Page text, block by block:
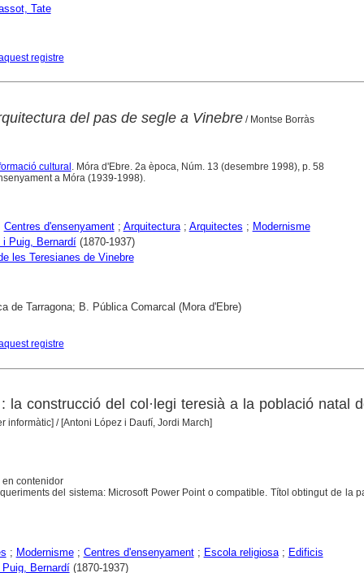
Tate
registre
del pas de segle a Vinebre/ Montse Borràs
cultural . Móra d'Ebre. 2a època, Núm. 13 (desembre 1998), p. 58
a Móra (1939-1998).
Centres d'ensenyament; Arquitectura; Arquitectes ; Modernisme
i Puig, Bernardí(1870-1937)
les Teresianes de Vinebre
de Tarragona; B. Pública Comarcal (Mora d'Ebre)
registre
la construcció del col·legi teresià a la població natal
informàtic] / [Antoni López i Daufí, Jordi March]
en contenidor
del sistema: Microsoft Power Point o compatible. Títol obtingut de la
; Modernisme; Centres d'ensenyament; Escola religiosa; Edificis
Bernardí(1870-1937)